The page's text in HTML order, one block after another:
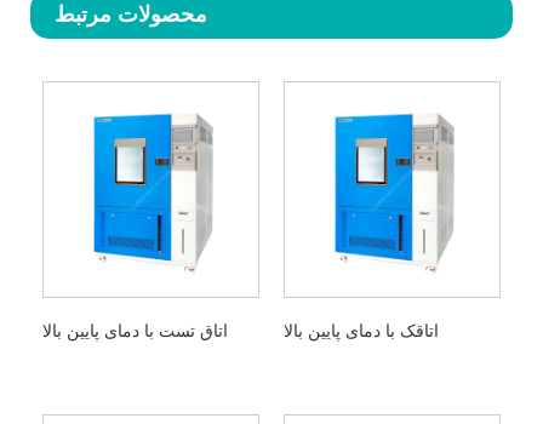
محصولات مرتبط
اتاق تست با دمای پایین بالا اتاقک با دمای پایین بالا